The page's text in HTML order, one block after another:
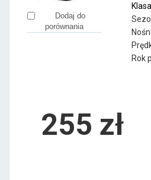
Dodaj do
porównania
Klasa
Rok
255 zł